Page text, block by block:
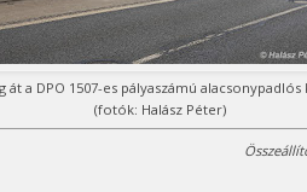
a DPO 1507-es pályaszámú alacsonypadlós
(fotók: Halász Péter)